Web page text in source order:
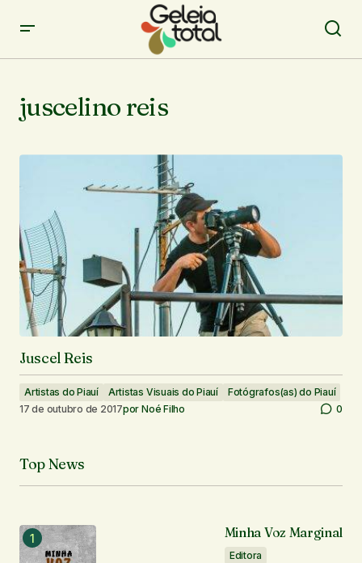
juscelino reis
Juscel Reis
Artistas do Piauí Artistas Visuais do Piauí
Fotógrafos(as) do Piauí
17 de outubro de 2017por Noé Filho 0
Top News
Minha Voz Marginal
Editora